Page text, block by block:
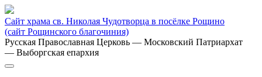
Сайт храма св. Николая Чудотворца в посёлке Рощино
(сайт Рощинского благочиния)
Русская Православная Церковь — Московский Патриархат
— Выборгская епархия